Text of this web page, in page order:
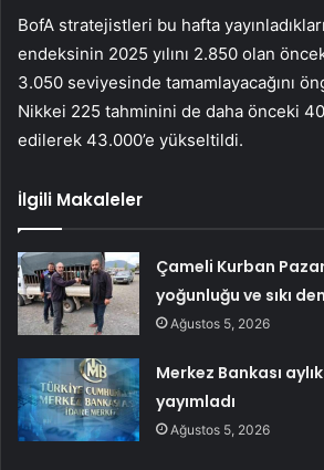
BofA stratejistleri bu hafta
endeksinin 2025 yılını 2.850 olan
3.050 seviyesinde tamamlayacağını
Nikkei 225 tahminini de daha önceki
edilerek 43.000’e yükseltildi.
İlgili Makaleler
Çameli Kurban
yoğunluğu ve sıkı
Ağustos 5, 2026
Merkez Bankası
yayımladı
Ağustos 5, 2026